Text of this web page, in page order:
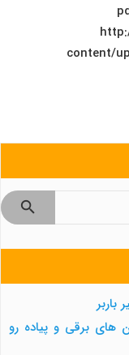
content/
باربر
های برقی و پیاده رو